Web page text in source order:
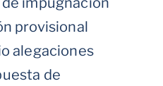
provisional
alegaciones
de